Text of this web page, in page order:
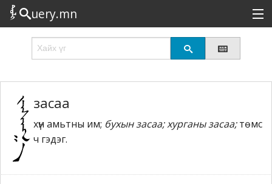
uery.mn
Сонирхолтой
Эрэлттэй
Төрөл
Татах
Логин
засаа
хүн амьтны им; бухын засаа; хурганы засаа;төмс
ч гэдэг.